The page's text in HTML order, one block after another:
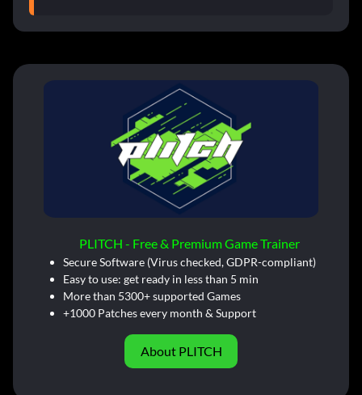
PLITCH - Free & Premium Game Trainer
Secure Software (Virus checked, GDPR-compliant)
Easy to use: get ready in less than 5 min
More than 5300+ supported Games
+1000 Patches every month & Support
About PLITCH